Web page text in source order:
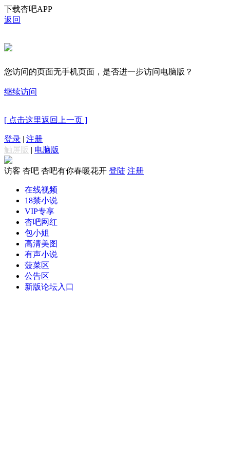
下载杏吧APP
返回
您访问的页面无手机页面，是否进一步访问电脑版？
继续访问
[ 点击这里返回上一页 ]
登录 | 注册
触屏版 | 电脑版
访客 杏吧 杏吧有你春暖花开 登陆 注册
在线视频
18禁小说
VIP专享
杏吧网红
包小姐
高清美图
有声小说
菠菜区
公告区
新版论坛入口